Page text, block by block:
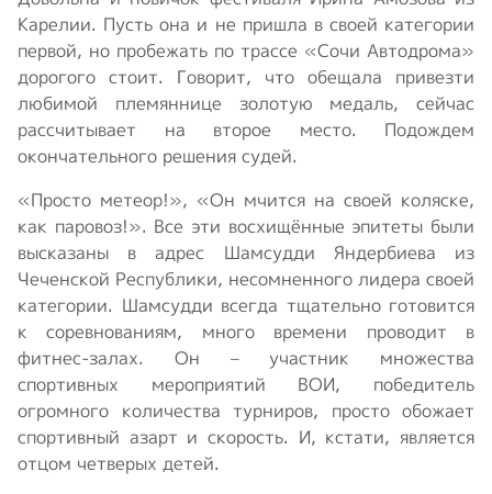
Карелии. Пусть она и не пришла в своей категории
первой, но пробежать по трассе «Сочи Автодрома»
дорогого стоит. Говорит, что обещала привезти
любимой племяннице золотую медаль, сейчас
рассчитывает на второе место. Подождем
окончательного решения судей.
«Просто метеор!», «Он мчится на своей коляске,
как паровоз!». Все эти восхищённые эпитеты были
высказаны в адрес Шамсудди Яндербиева из
Чеченской Республики, несомненного лидера своей
категории. Шамсудди всегда тщательно готовится
к соревнованиям, много времени проводит в
фитнес-залах. Он – участник множества
спортивных мероприятий ВОИ, победитель
огромного количества турниров, просто обожает
спортивный азарт и скорость. И, кстати, является
отцом четверых детей.